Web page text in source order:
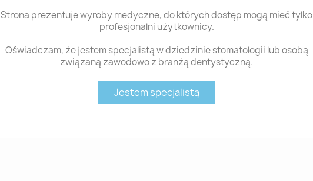
Strona prezentuje wyroby medyczne, do których dostęp mogą mieć tylko
profesjonalni użytkownicy.
Oświadczam, że jestem specjalistą w dziedzinie stomatologii lub osobą
związaną zawodowo z branżą dentystyczną.
Jestem specjalistą